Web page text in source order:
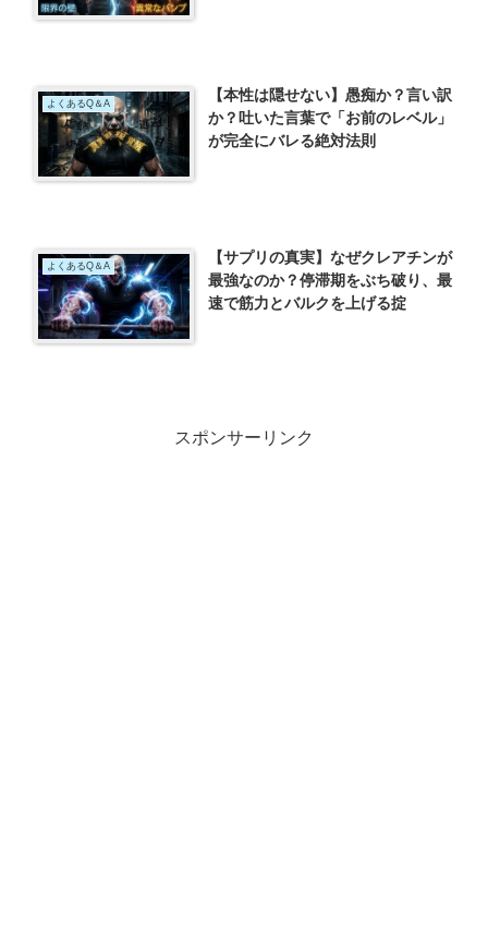
よくあるQ＆A
【本性は隠せない】愚痴か？言い訳
か？吐いた言葉で「お前のレベル」
が完全にバレる絶対法則
よくあるQ＆A
【サプリの真実】なぜクレアチンが
最強なのか？停滞期をぶち破り、最
速で筋力とバルクを上げる掟
スポンサーリンク